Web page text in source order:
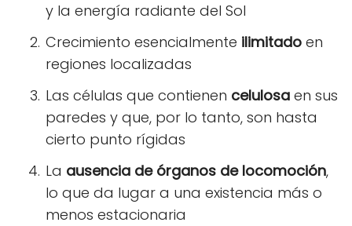
y la energía radiante del Sol
Crecimiento esencialmente ilimitado en
regiones localizadas
Las células que contienen celulosa en sus
paredes y que, por lo tanto, son hasta
cierto punto rígidas
La ausencia de órganos de locomoción,
lo que da lugar a una existencia más o
menos estacionaria